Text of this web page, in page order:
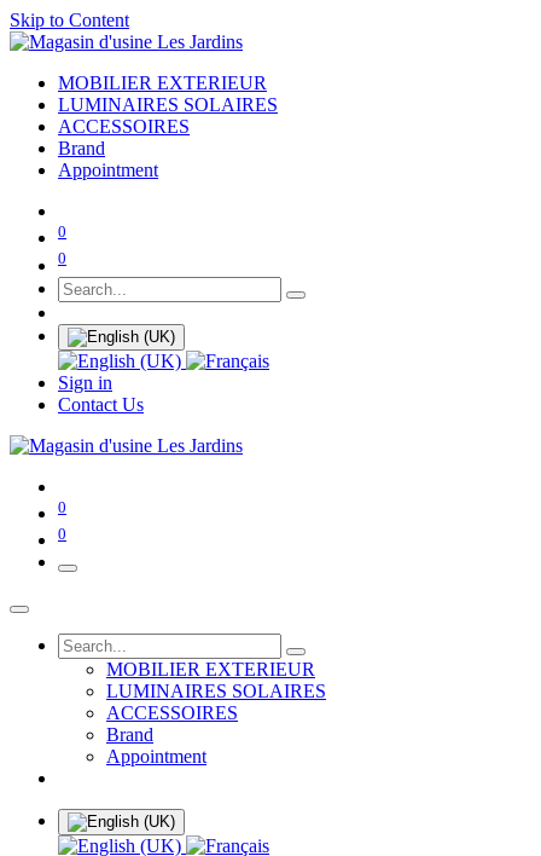
Skip to Content
MOBILIER EXTERIEUR
LUMINAIRES SOLAIRES
ACCESSOIRES
Brand
Appointment
0
0
Sign in
Contact Us
0
0
MOBILIER EXTERIEUR
LUMINAIRES SOLAIRES
ACCESSOIRES
Brand
Appointment